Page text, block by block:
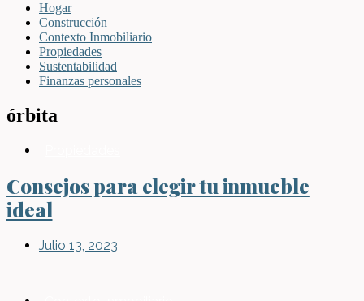
Hogar
Construcción
Contexto Inmobiliario
Propiedades
Sustentabilidad
Finanzas personales
órbita
Consejos para elegir tu inmueble
ideal
Julio 13, 2023